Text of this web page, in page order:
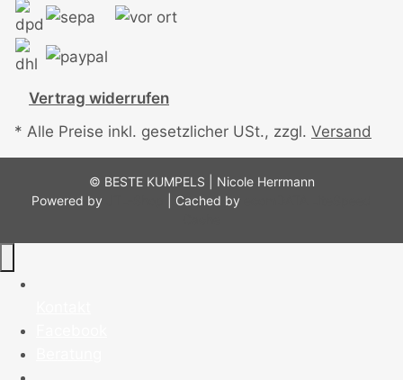
Vertrag widerrufen
* Alle Preise inkl. gesetzlicher USt., zzgl. Versand
© BESTE KUMPELS | Nicole Herrmann
Powered by
| Cached by